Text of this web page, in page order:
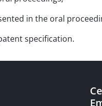
in the oral
specification.